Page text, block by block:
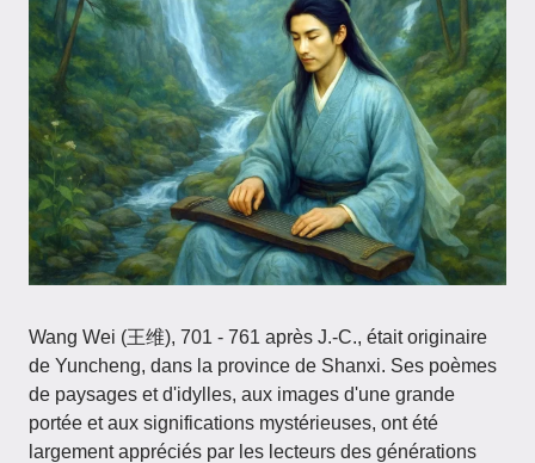
Wang Wei (王维), 701 - 761 après J.-C., était originaire
de Yuncheng, dans la province de Shanxi. Ses poèmes
de paysages et d'idylles, aux images d'une grande
portée et aux significations mystérieuses, ont été
largement appréciés par les lecteurs des générations